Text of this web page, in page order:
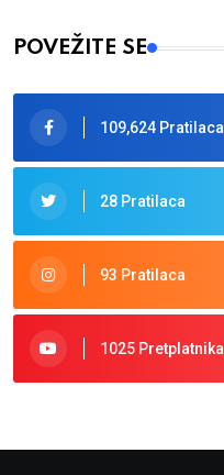
POVEŽITE SE
109,624 Pratilaca
28 Pratilaca
93 Pratilaca
1025 Pretplatnika